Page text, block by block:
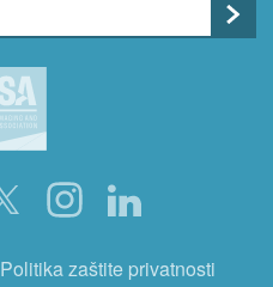
Politika zaštite privatnosti